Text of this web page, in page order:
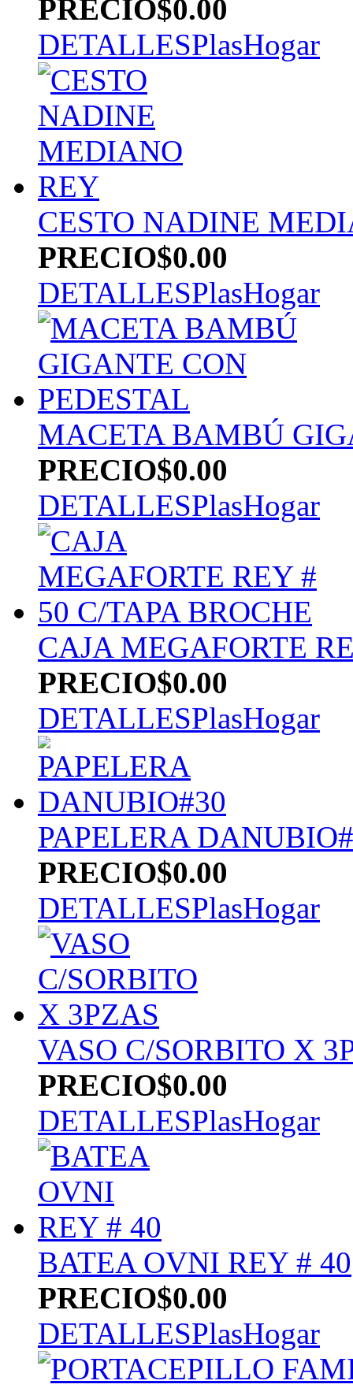
PRECIO$0.00
DETALLESPlasHogar
CESTO NADINE
PRECIO$0.00
DETALLESPlasHogar
MACETA BAMBÚ
PRECIO$0.00
DETALLESPlasHogar
CAJA MEGAFORTE
PRECIO$0.00
DETALLESPlasHogar
PAPELERA
PRECIO$0.00
DETALLESPlasHogar
VASO C/SORBITO X
PRECIO$0.00
DETALLESPlasHogar
BATEA OVNI REY # 40
PRECIO$0.00
DETALLESPlasHogar